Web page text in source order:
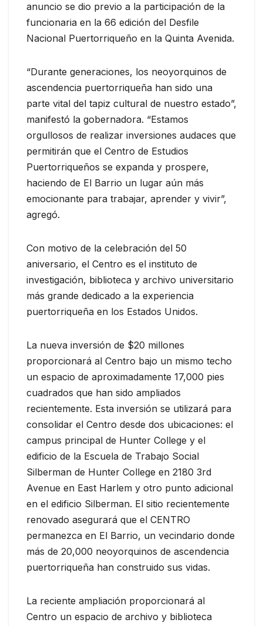
anuncio se dio previo a la participación de la
funcionaria en la 66 edición del Desfile
Nacional Puertorriqueño en la Quinta Avenida.
“Durante generaciones, los neoyorquinos de
ascendencia puertorriqueña han sido una
parte vital del tapiz cultural de nuestro estado”,
manifestó la gobernadora. “Estamos
orgullosos de realizar inversiones audaces que
permitirán que el Centro de Estudios
Puertorriqueños se expanda y prospere,
haciendo de El Barrio un lugar aún más
emocionante para trabajar, aprender y vivir”,
agregó.
Con motivo de la celebración del 50
aniversario, el Centro es el instituto de
investigación, biblioteca y archivo universitario
más grande dedicado a la experiencia
puertorriqueña en los Estados Unidos.
La nueva inversión de $20 millones
proporcionará al Centro bajo un mismo techo
un espacio de aproximadamente 17,000 pies
cuadrados que han sido ampliados
recientemente. Esta inversión se utilizará para
consolidar el Centro desde dos ubicaciones: el
campus principal de Hunter College y el
edificio de la Escuela de Trabajo Social
Silberman de Hunter College en 2180 3rd
Avenue en East Harlem y otro punto adicional
en el edificio Silberman. El sitio recientemente
renovado asegurará que el CENTRO
permanezca en El Barrio, un vecindario donde
más de 20,000 neoyorquinos de ascendencia
puertorriqueña han construido sus vidas.
La reciente ampliación proporcionará al
Centro un espacio de archivo y biblioteca